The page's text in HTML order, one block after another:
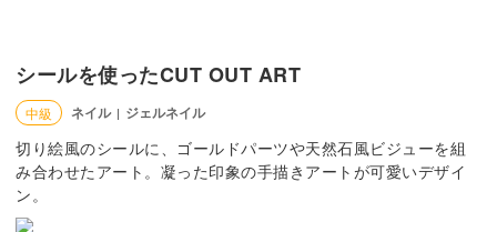
シールを使ったCUT OUT ART
中級 ネイル | ジェルネイル
切り絵風のシールに、ゴールドパーツや天然石風ビジューを組
み合わせたアート。凝った印象の手描きアートが可愛いデザイ
ン。